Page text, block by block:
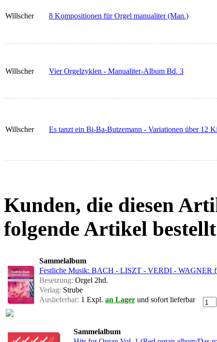
Willscher 8 Kompositionen für Orgel manualiter (Man.)
Willscher Vier Orgelzyklen - Manualiter-Album Bd. 3
Willscher Es tanzt ein Bi-Ba-Butzemann - Variationen über 12
Kunden, die diesen
folgende Artikel
Sammelalbum
Festliche Musik: BACH - LISZT - VERDI - WAGNER
Besetzung: Orgel 2hd.
Verlag: Strube
Auslieferbar: 1 Expl. an Lager und sofort lieferbar
Sammelalbum